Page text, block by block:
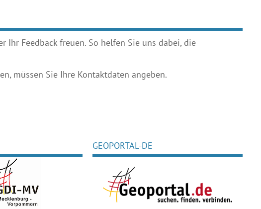
Ihr Feedback freuen. So helfen Sie uns dabei, die
müssen Sie Ihre Kontaktdaten angeben.
GEOPORTAL-DE